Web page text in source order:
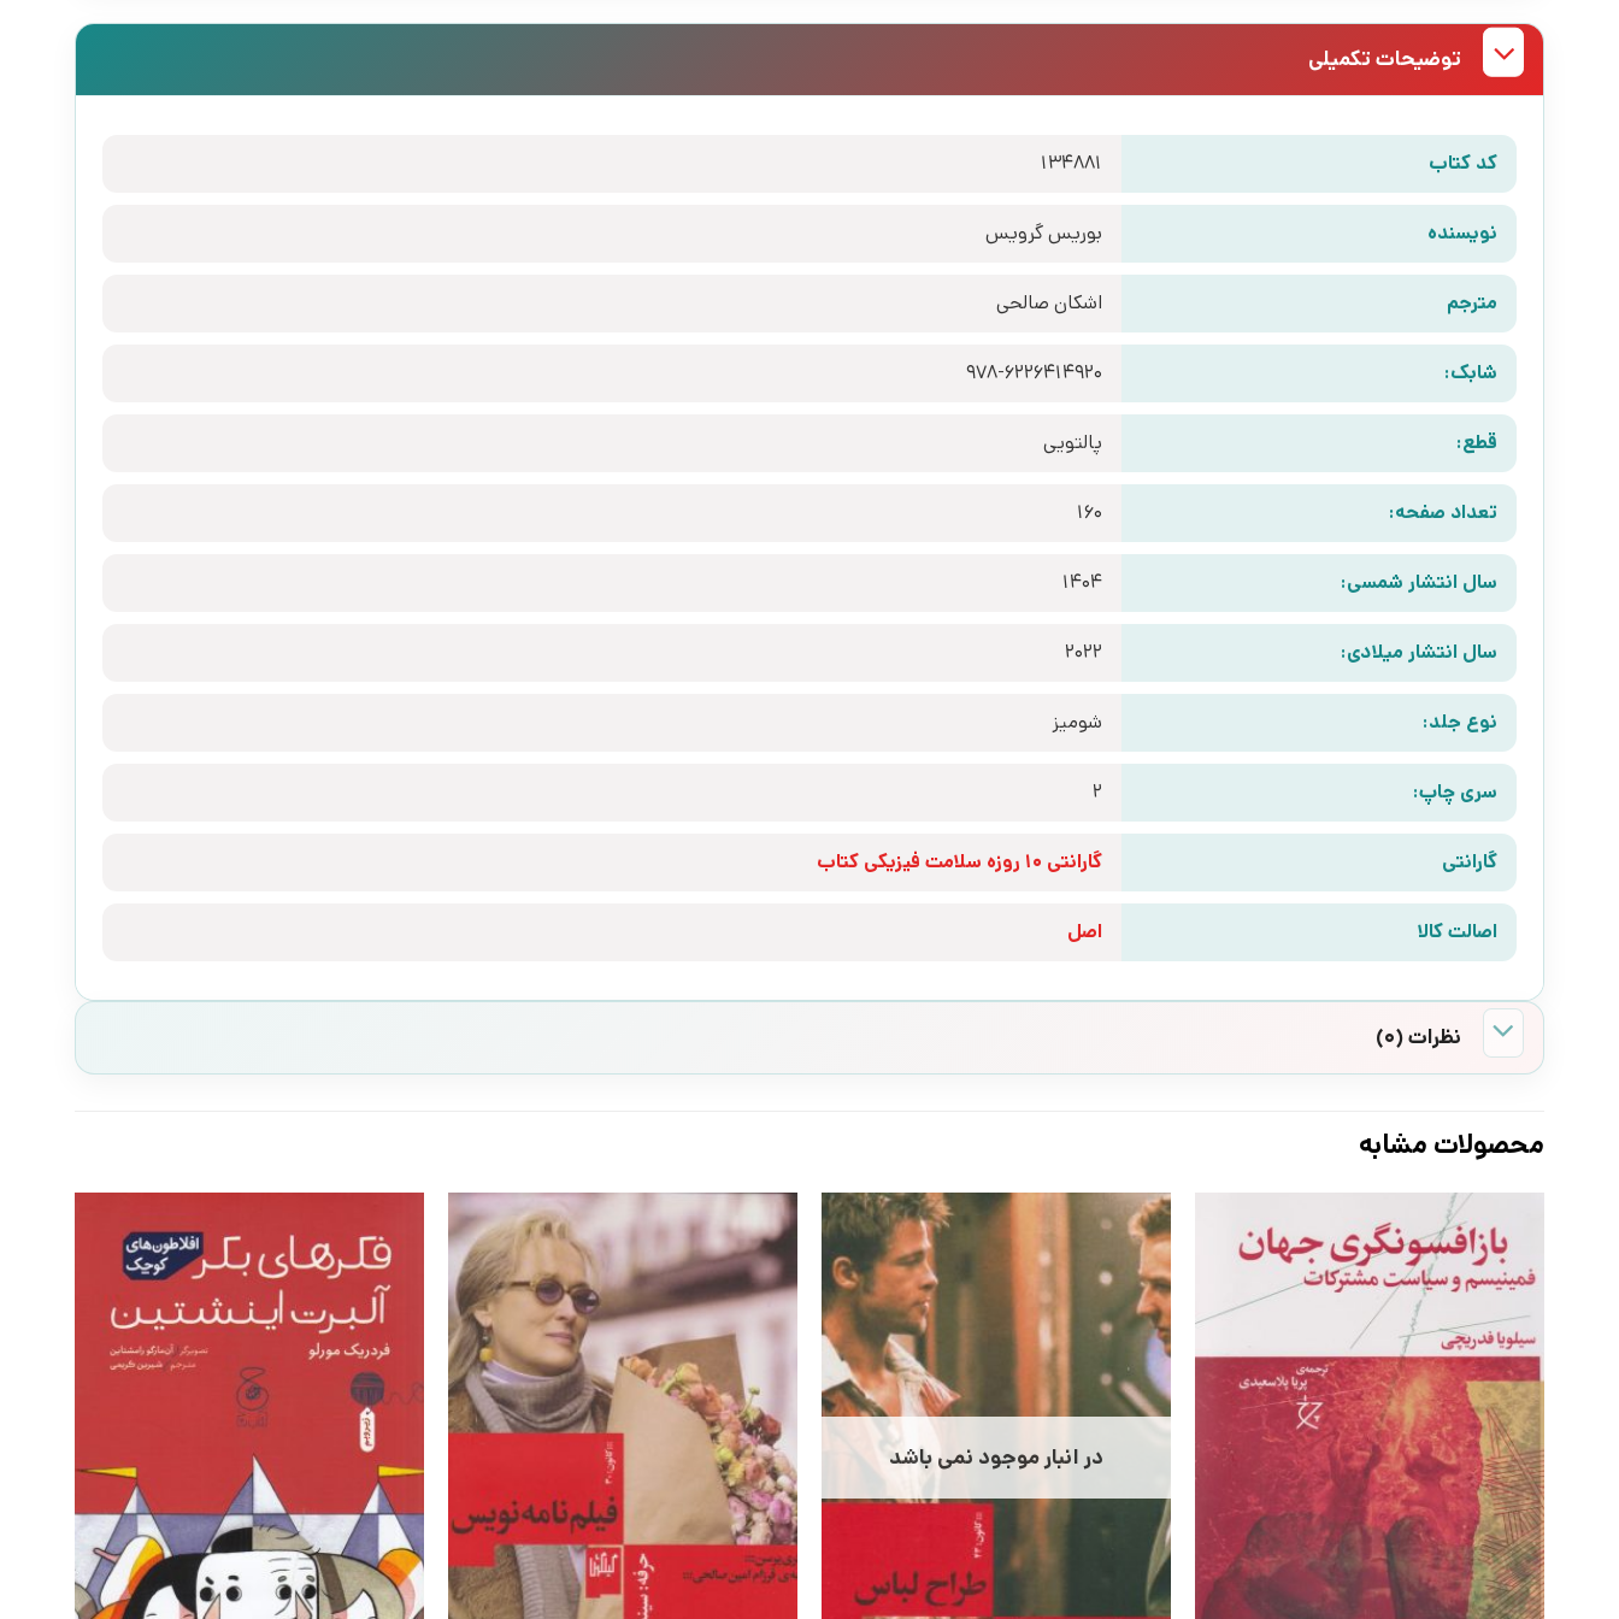
توضیحات تکمیلی
کد کتاب 134881
نویسنده بوریس گرویس
مترجم اشکان صالحی
شابک: 978-6226414920
قطع: پالتویی
تعداد صفحه: 160
سال انتشار شمسی: 1404
سال انتشار میلادی: 2022
نوع جلد: شومیز
سری چاپ: 2
گارانتی گارانتی 10 روزه سلامت فیزیکی کتاب
اصالت کالا اصل
نظرات (0)
محصولات مشابه
در انبار موجود نمی باشد